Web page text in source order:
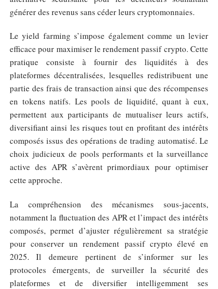
générer des revenus sans céder leurs cryptomonnaies.
Le yield farming s’impose également comme un levier
efficace pour maximiser le rendement passif crypto. Cette
pratique consiste à fournir des liquidités à des
plateformes décentralisées, lesquelles redistribuent une
partie des frais de transaction ainsi que des récompenses
en tokens natifs. Les pools de liquidité, quant à eux,
permettent aux participants de mutualiser leurs actifs,
diversifiant ainsi les risques tout en profitant des intérêts
composés issus des opérations de trading automatisé. Le
choix judicieux de pools performants et la surveillance
active des APR s’avèrent primordiaux pour optimiser
cette approche.
La compréhension des mécanismes sous-jacents,
notamment la fluctuation des APR et l’impact des intérêts
composés, permet d’ajuster régulièrement sa stratégie
pour conserver un rendement passif crypto élevé en
2025. Il demeure pertinent de s’informer sur les
protocoles émergents, de surveiller la sécurité des
plateformes et de diversifier intelligemment ses